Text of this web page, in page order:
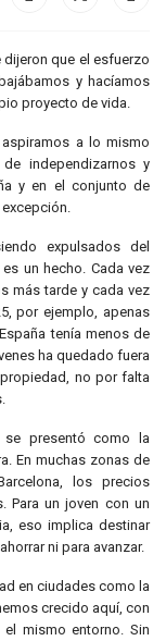
dijeron que el esfuerzo
y hacíamos
proyecto de vida.
a lo mismo
independizarnos y
y en el conjunto de
expulsados del
un hecho. Cada vez
más tarde y cada vez
por ejemplo, apenas
tenía menos de
ha quedado fuera
no por falta
se presentó como la
En muchas zonas de
los precios
Para un joven con un
eso implica destinar
ni para avanzar.
en ciudades como la
crecido aquí, con
mismo entorno. Sin